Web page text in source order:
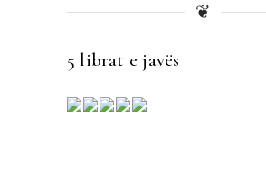
❦
5 librat e javës